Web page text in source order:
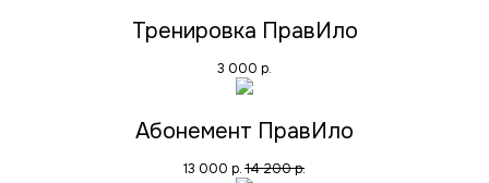
Тренировка ПравИло
3 000 р.
Абонемент ПравИло
13 000 р. 14 200р.